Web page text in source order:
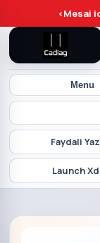
<Mesai
Menu
Faydali
Launch